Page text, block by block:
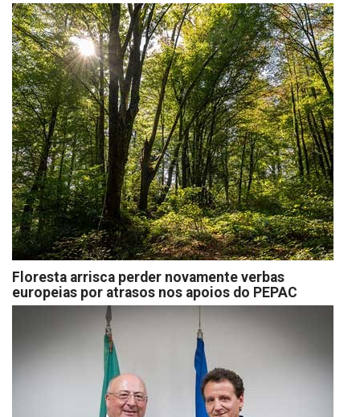
Floresta arrisca perder novamente verbas
europeias por atrasos nos apoios do PEPAC